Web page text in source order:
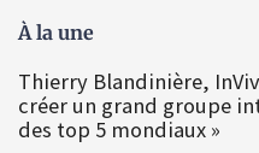
À la une
Thierry Blandinière,
créer un grand groupe
des top 5 mondiaux »